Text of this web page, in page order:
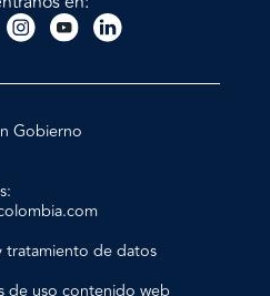
Gobierno
tratamiento de datos
de uso contenido web